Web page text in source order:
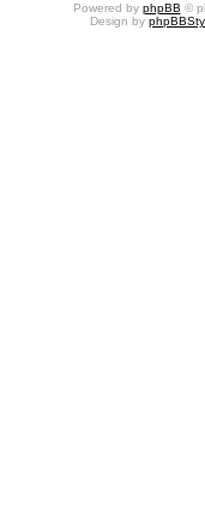
Powered by phpBB ©
Design by